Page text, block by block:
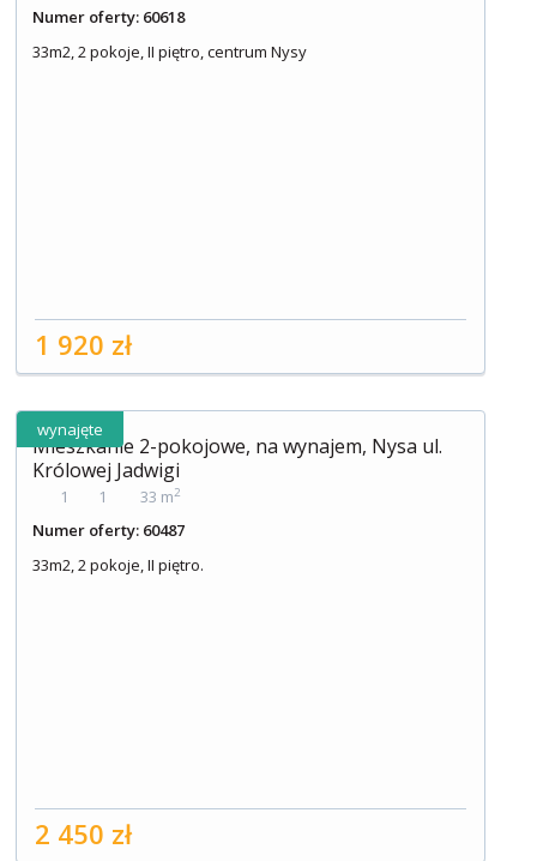
Numer oferty: 60618
33m2, 2 pokoje, II piętro, centrum Nysy
1 920 zł
wynajęte
Mieszkanie 2-pokojowe, na wynajem, Nysa ul.
Królowej Jadwigi
1 1 33 m2
Numer oferty: 60487
33m2, 2 pokoje, II piętro.
2 450 zł